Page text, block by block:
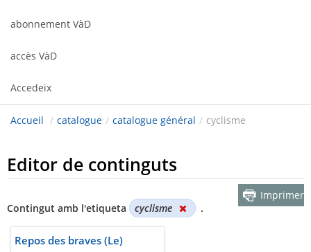
abonnement VàD
accès VàD
Accedeix
Accueil / catalogue / catalogue général / cyclisme
Editor de continguts
Contingut amb l'etiqueta cyclisme .
Imprimer
Repos des braves (Le)